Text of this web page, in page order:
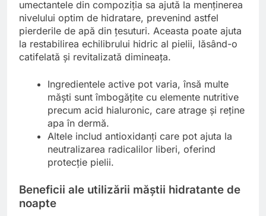
umectantele din compoziția sa ajută la menținerea
nivelului optim de hidratare, prevenind astfel
pierderile de apă din țesuturi. Aceasta poate ajuta
la restabilirea echilibrului hidric al pielii, lăsând-o
catifelată și revitalizată dimineața.
Ingredientele active pot varia, însă multe
măști sunt îmbogățite cu elemente nutritive
precum acid hialuronic, care atrage și reține
apa în dermă.
Altele includ antioxidanți care pot ajuta la
neutralizarea radicalilor liberi, oferind
protecție pielii.
Beneficii ale utilizării măștii hidratante de
noapte